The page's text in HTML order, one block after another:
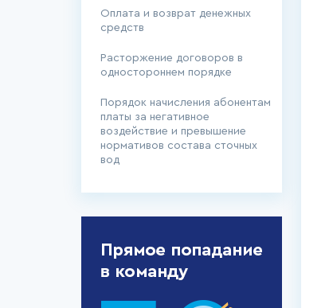
Оплата и возврат денежных
средств
Расторжение договоров в
одностороннем порядке
Порядок начисления абонентам
платы за негативное
воздействие и превышение
нормативов состава сточных
вод